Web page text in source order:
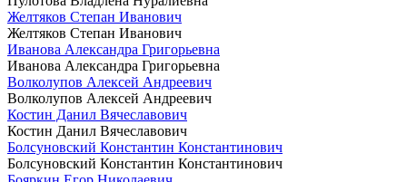
Желтяков Степан Иванович
Желтяков Степан Иванович
Иванова Александра Григорьевна
Иванова Александра Григорьевна
Волколупов Алексей Андреевич
Волколупов Алексей Андреевич
Костин Данил Вячеславович
Костин Данил Вячеславович
Болсуновский Константин Константинович
Болсуновский Константин Константинович